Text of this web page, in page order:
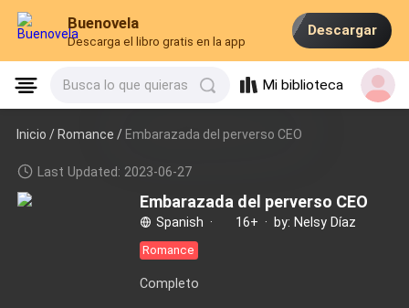
Buenovela
Descarga el libro gratis en la app
Descargar
Busca lo que quieras Mi biblioteca
Inicio /Romance / Embarazada del perverso CEO
Last Updated: 2023-06-27
Embarazada del perverso CEO
Spanish · 16+ · by: Nelsy Díaz
Romance
Completo